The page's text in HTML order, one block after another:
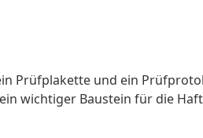
Prüfplakette und ein
wichtiger Baustein für die